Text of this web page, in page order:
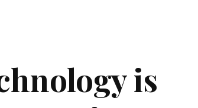
is